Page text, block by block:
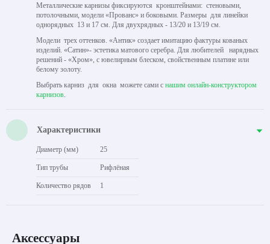
Металлические карнизы фиксируются кронштейнами: стеновыми,
потолочными, модели «Прованс» и боковыми. Размеры для линейки
однорядных 13 и 17 см. Для двухрядных - 13/20 и 13/19 см.
Модели трех оттенков. «Антик» создает имитацию фактуры кованых
изделий. «Сатин»- эстетика матового серебра. Для любителей нарядных
решений - «Хром», с ювелирным блеском, свойственным платине или
белому золоту.
Выбрать карниз для окна можете сами с нашим онлайн-конструктором
карнизов.
Характеристики
Диаметр (мм) 25
Тип трубы Рифлёная
Количество рядов 1
Аксессуары